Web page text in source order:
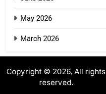
May 2026
March 2026
Copyright © 2026, All rights
reserved.